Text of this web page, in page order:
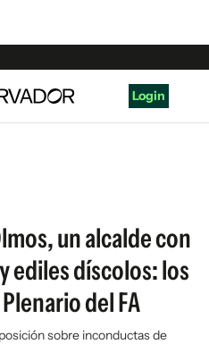
Login
un alcalde con
ediles díscolos: los
del FA
sobre inconductas de